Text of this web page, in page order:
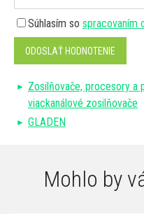
Súhlasím so spracovaním
ODOSLAŤ HODNOTENIE
Zosilňovače, procesory a
viackanálové zosilňovače
GLADEN
Mohlo by